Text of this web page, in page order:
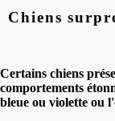
Chiens
Certains chiens
comportements
bleue ou violette ou